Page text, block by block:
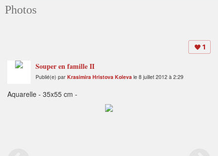
Photos
1
Souper en famille II
Publié(e) par Krasimira Hristova Koleva le 8 juillet 2012 à 2:29
Aquarelle - 35x55 cm -